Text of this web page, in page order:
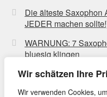
Wir schätzen Ihre
Wir verwenden Cookies,
Die älteste Saxophon
JEDER machen
WARNUNG: 7
bluesig klingen